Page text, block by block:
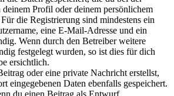
Profil oder deinem persönlichem
die Registrierung sind mindestens ein
eine E-Mail-Adresse und ein
Wenn durch den Betreiber weitere
festgelegt wurden, so ist dies für dich
ersichtlich.
oder eine private Nachricht erstellst,
eingegebenen Daten ebenfalls gespeichert.